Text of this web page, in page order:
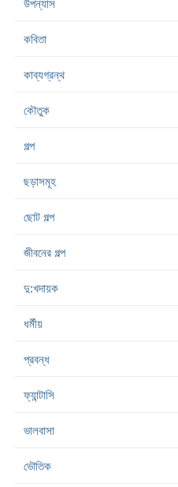
উপন্যাস
কবিতা
কাব্যগ্রন্থ
কৌতুক
গল্প
ছড়াসমূহ
ছোট গল্প
জীবনের গল্প
দু:খদায়ক
ধর্মীয়
প্রবন্ধ
ফ্যান্টাসি
ভালবাসা
ভৌতিক